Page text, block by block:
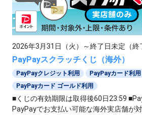
2026年3月31日（火）～終了日未定（終
PayPayスクラッチくじ（海外）
PayPayクレジット利用
PayPayカード利用
PayPayカード ゴールド利用
■くじの有効期限は取得後60日23:59
PayPayでお支払い可能な海外実店舗が